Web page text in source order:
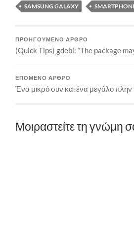
SAMSUNG GALAXY
ΠΡΟΗΓΟΎΜΕΝΟ ΆΡΘΡΟ
(Quick Tips) gdebi: “The package
ΕΠΌΜΕΝΟ ΆΡΘΡΟ
Ένα μικρό συν και ένα μεγάλο πλην
Μοιραστείτε τη γνώμη